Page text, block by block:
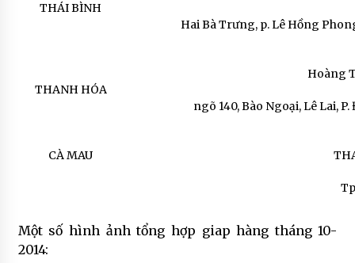
THÁI BÌNH
Hai Bà Trưng, p. Lê Hồng
THANH HÓA
Hoàng
ngõ 140, Bào Ngoại, Lê Lai,
CÀ MAU
Một số hình ảnh tổng hợp giap hàng tháng 10-
2014: